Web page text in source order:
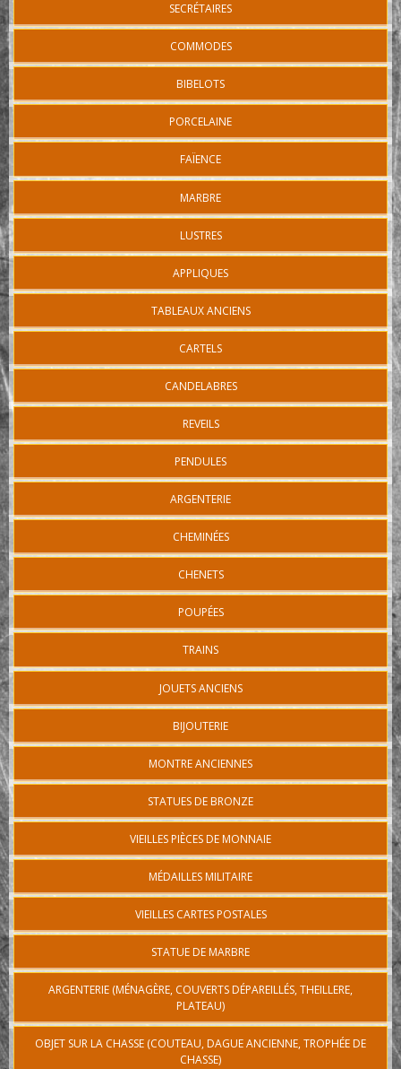
SECRÉTAIRES
COMMODES
BIBELOTS
PORCELAINE
FAÏENCE
MARBRE
LUSTRES
APPLIQUES
TABLEAUX ANCIENS
CARTELS
CANDELABRES
REVEILS
PENDULES
ARGENTERIE
CHEMINÉES
CHENETS
POUPÉES
TRAINS
JOUETS ANCIENS
BIJOUTERIE
MONTRE ANCIENNES
STATUES DE BRONZE
VIEILLES PIÈCES DE MONNAIE
MÉDAILLES MILITAIRE
VIEILLES CARTES POSTALES
STATUE DE MARBRE
ARGENTERIE (MÉNAGÈRE, COUVERTS DÉPAREILLÉS, THEILLERE,
PLATEAU)
OBJET SUR LA CHASSE (COUTEAU, DAGUE ANCIENNE, TROPHÉE DE
CHASSE)